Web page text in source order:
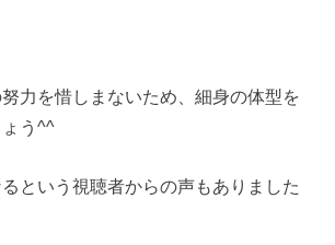
力を惜しまないため、細身の体型を
う^^
という視聴者からの声もありました